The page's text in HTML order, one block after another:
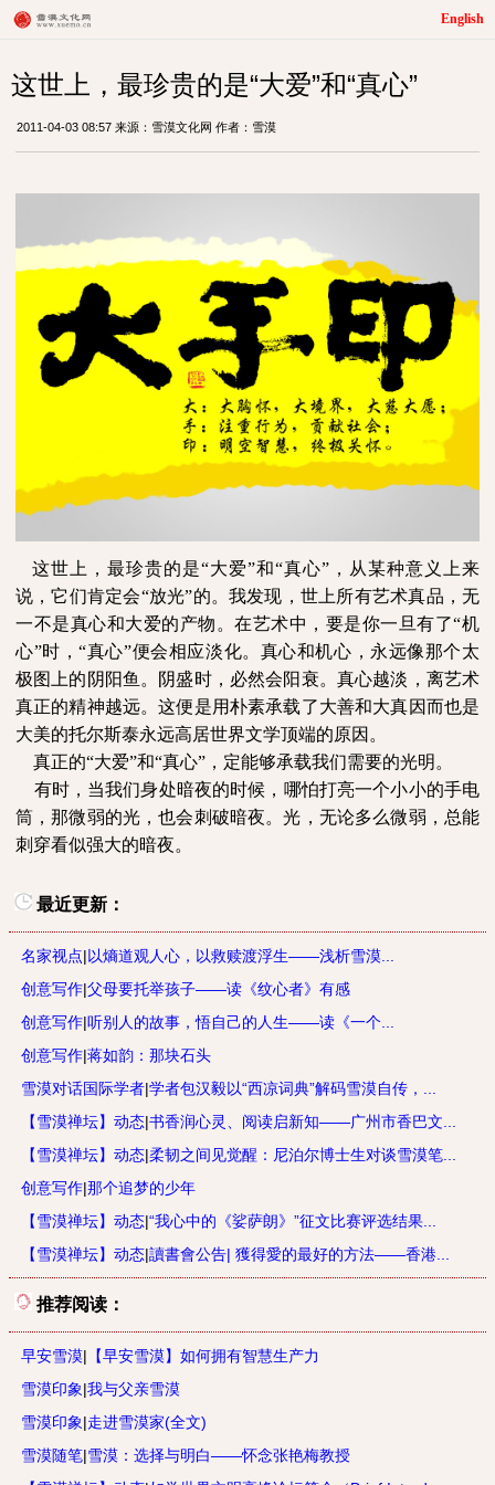
English
这世上，最珍贵的是“大爱”和“真心”
2011-04-03 08:57 来源：雪漠文化网 作者：雪漠
这世上，最珍贵的是“大爱”和“真心”，从某种意义上来
说，它们肯定会“放光”的。我发现，世上所有艺术真品，无
一不是真心和大爱的产物。在艺术中，要是你一旦有了“机
心”时，“真心”便会相应淡化。真心和机心，永远像那个太
极图上的阴阳鱼。阴盛时，必然会阳衰。真心越淡，离艺术
真正的精神越远。这便是用朴素承载了大善和大真因而也是
大美的托尔斯泰永远高居世界文学顶端的原因。
真正的“大爱”和“真心”，定能够承载我们需要的光明。
有时，当我们身处暗夜的时候，哪怕打亮一个小小的手电
筒，那微弱的光，也会刺破暗夜。光，无论多么微弱，总能
刺穿看似强大的暗夜。
最近更新：
名家视点|以熵道观人心，以救赎渡浮生——浅析雪漠...
创意写作|父母要托举孩子——读《纹心者》有感
创意写作|听别人的故事，悟自己的人生——读《一个...
创意写作|蒋如韵：那块石头
雪漠对话国际学者|学者包汉毅以“西凉词典”解码雪漠自传，...
【雪漠禅坛】动态|书香润心灵、阅读启新知——广州市香巴文...
【雪漠禅坛】动态|柔韧之间见觉醒：尼泊尔博士生对谈雪漠笔...
创意写作|那个追梦的少年
【雪漠禅坛】动态|“我心中的《娑萨朗》”征文比赛评选结果...
【雪漠禅坛】动态|讀書會公告| 獲得愛的最好的方法——香港...
推荐阅读：
早安雪漠| 【早安雪漠】如何拥有智慧生产力
雪漠印象|我与父亲雪漠
雪漠印象|走进雪漠家(全文)
雪漠随笔|雪漠：选择与明白——怀念张艳梅教授